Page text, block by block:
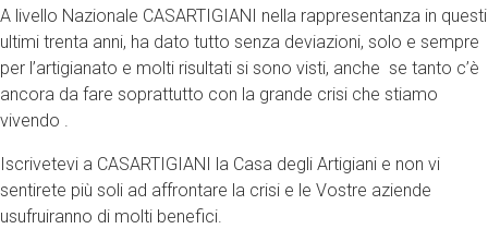
A livello Nazionale CASARTIGIANI nella rappresentanza in questi
ultimi trenta anni, ha dato tutto senza deviazioni, solo e sempre
per l’artigianato e molti risultati si sono visti, anche se tanto c’è
ancora da fare soprattutto con la grande crisi che stiamo
vivendo .
Iscrivetevi a CASARTIGIANI la Casa degli Artigiani e non vi
sentirete più soli ad affrontare la crisi e le Vostre aziende
usufruiranno di molti benefici.